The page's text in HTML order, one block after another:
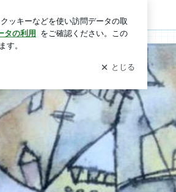
新規登録 ログイン